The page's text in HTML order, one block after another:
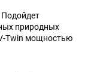
природных
Twin мощностью